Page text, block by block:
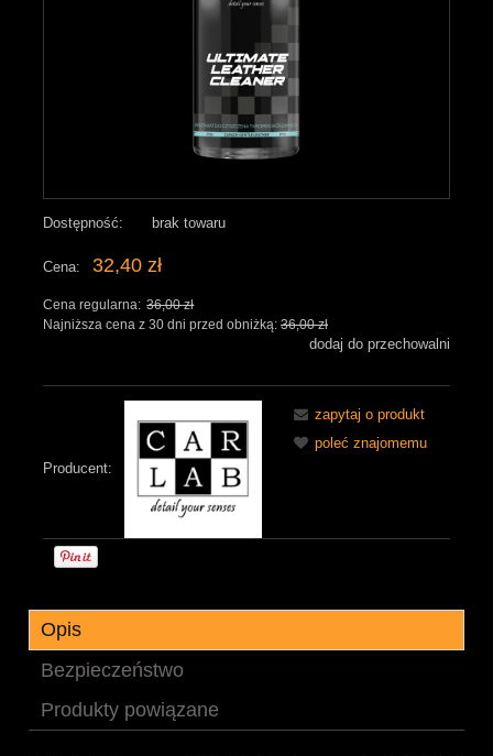
Dostępność: brak towaru
Cena: 32,40 zł
Cena regularna: 36,00 zł
Najniższa cena z 30 dni przed obniżką: 36,00 zł
dodaj do przechowalni
Producent:
zapytaj o produkt
poleć znajomemu
Opis
Bezpieczeństwo
Produkty powiązane